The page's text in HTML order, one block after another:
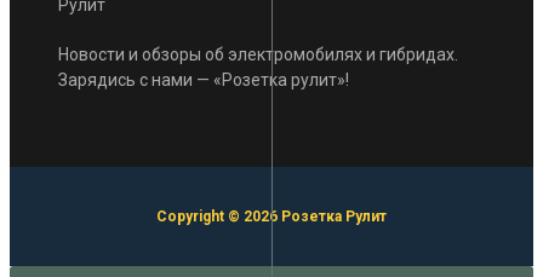
Новости и обзоры об электромобилях и гибридах.
Зарядись с нами — «Розетка рулит»!
Copyright © 2026 Розетка Рулит